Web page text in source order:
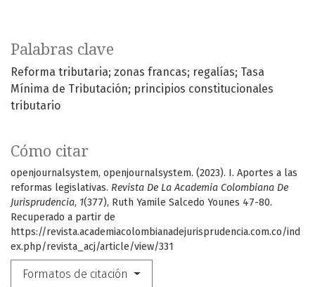
Palabras clave
Reforma tributaria; zonas francas; regalías; Tasa
Mínima de Tributación; principios constitucionales
tributario
Cómo citar
openjournalsystem, openjournalsystem. (2023). I. Aportes a las
reformas legislativas. Revista De La Academia Colombiana De
Jurisprudencia, 1(377), Ruth Yamile Salcedo Younes 47-80.
Recuperado a partir de
https://revista.academiacolombianadejurisprudencia.com.co/ind
ex.php/revista_acj/article/view/331
Formatos de citación